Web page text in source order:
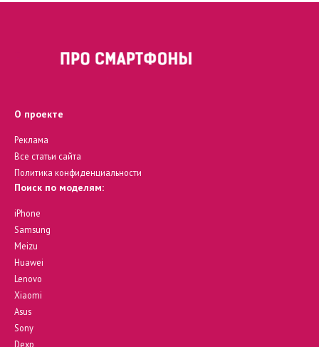
О проекте
Реклама
Все статьи сайта
Политика конфиденциальности
Поиск по моделям:
iPhone
Samsung
Meizu
Huawei
Lenovo
Xiaomi
Asus
Sony
Dexp